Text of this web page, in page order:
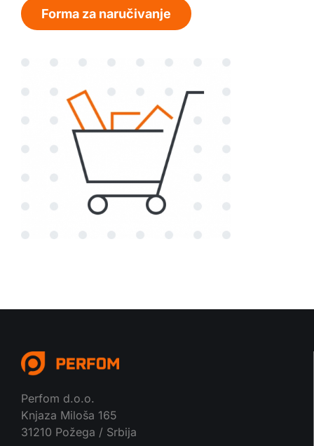
Forma za naručivanje
Perfom d.o.o.
Knjaza Miloša 165
31210 Požega / Srbija